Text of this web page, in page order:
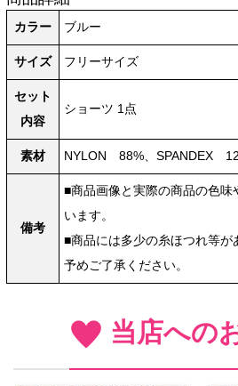
カラー ブルー
サイズ フリーサイズ
セット
内容
ショーツ 1点
素材 NYLON 88%、SPANDEX
備考
■商品画像と実際の商品の色
います。
■商品には多少の糸ほつれ等
予めご了承ください。
当店への